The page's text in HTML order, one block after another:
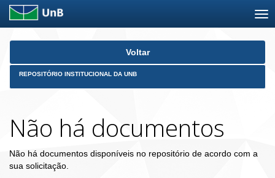
Skip
Voltar
REPOSITÓRIO INSTITUCIONAL DA UNB
Não há documentos
Não há documentos disponíveis no repositório de acordo com a
sua solicitação.